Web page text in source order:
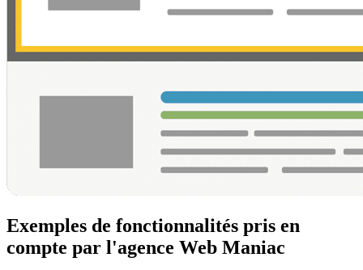
Exemples de fonctionnalités pris en
compte par l'agence Web Maniac